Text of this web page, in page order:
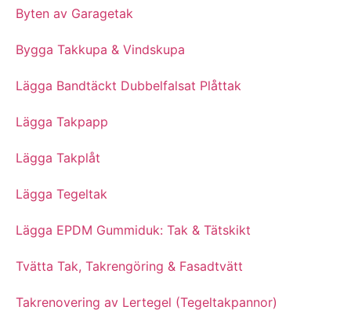
Byten av Garagetak
Bygga Takkupa & Vindskupa
Lägga Bandtäckt Dubbelfalsat Plåttak
Lägga Takpapp
Lägga Takplåt
Lägga Tegeltak
Lägga EPDM Gummiduk: Tak & Tätskikt
Tvätta Tak, Takrengöring & Fasadtvätt
Takrenovering av Lertegel (Tegeltakpannor)